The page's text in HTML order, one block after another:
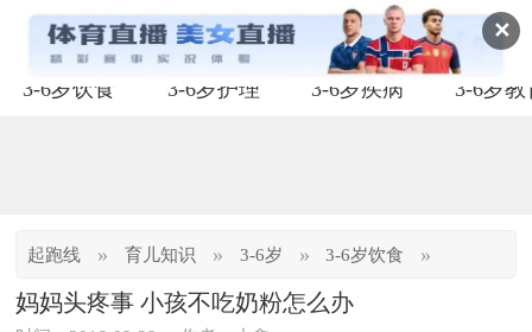
✕
3-6岁饮食 3-6岁护理 3-6岁疾病 3-6岁教
起跑线 » 育儿知识 » 3-6岁 » 3-6岁饮食 »
妈妈头疼事 小孩不吃奶粉怎么办